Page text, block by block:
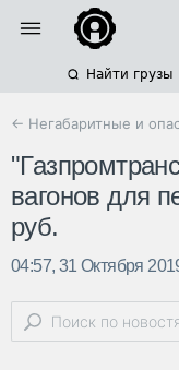
Найти грузы
← Негабаритные и
вагонов для
руб.
04:57, 31 Октября